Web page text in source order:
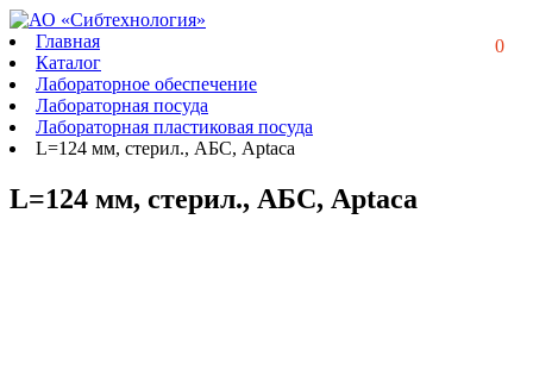
0
Главная
Каталог
Лабораторное обеспечение
Лабораторная посуда
Лабораторная пластиковая посуда
L=124 мм, стерил., АБС, Aptaca
L=124 мм, стерил., АБС, Aptaca